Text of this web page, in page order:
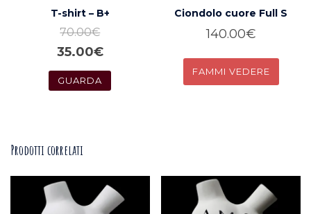
T-shirt – B+
70.00€
Il
prezzo
originale
35.00€Il
prezzo
attuale
GUARDA
ha
varianti.
Ciondolo cuore Full S
140.00€
Prodotti correlati